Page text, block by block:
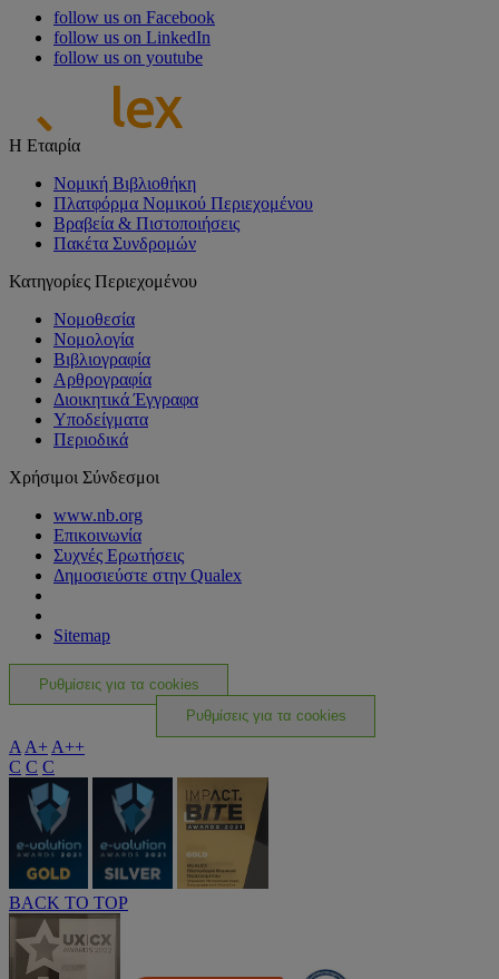
follow us on Facebook
follow us on LinkedIn
follow us on youtube
Η Εταιρία
Νομική Βιβλιοθήκη
Πλατφόρμα Νομικού Περιεχομένου
Βραβεία & Πιστοποιήσεις
Πακέτα Συνδρομών
Κατηγορίες Περιεχομένου
Νομοθεσία
Νομολογία
Βιβλιογραφία
Αρθρογραφία
Διοικητικά Έγγραφα
Υποδείγματα
Περιοδικά
Χρήσιμοι Σύνδεσμοι
www.nb.org
Επικοινωνία
Συχνές Ερωτήσεις
Δημοσιεύστε στην Qualex
Sitemap
Ρυθμίσεις για τα cookies
Ρυθμίσεις για τα cookies
A A+ A++
C C C
BACK TO TOP